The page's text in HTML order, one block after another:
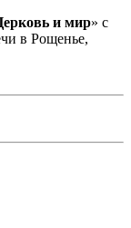
и мир» с
в Рощенье,